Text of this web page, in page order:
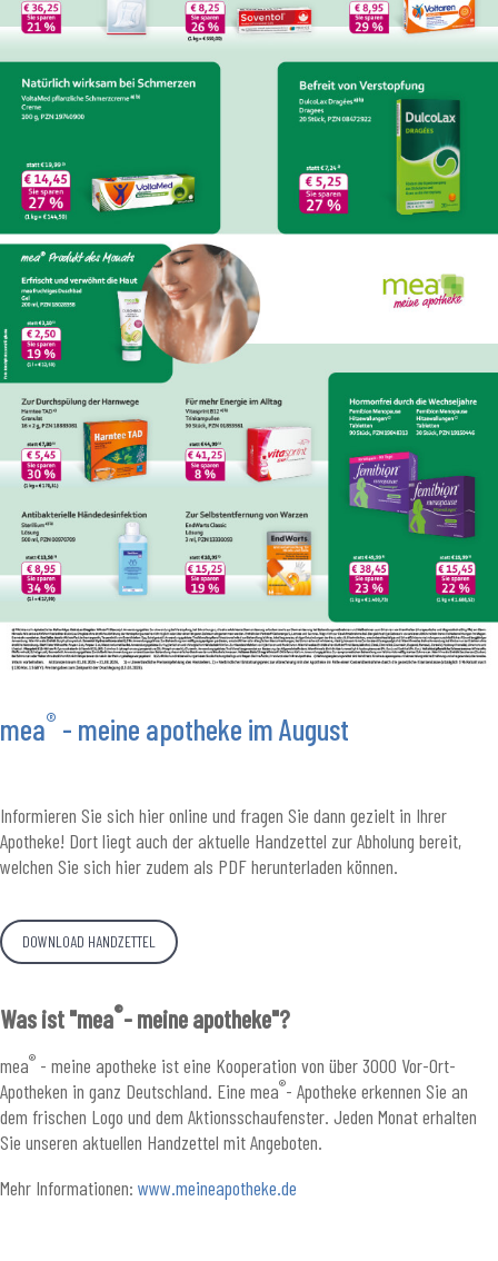
mea® - meine apotheke im August
Informieren Sie sich hier online und fragen Sie dann gezielt in Ihrer
Apotheke! Dort liegt auch der aktuelle Handzettel zur Abholung bereit,
welchen Sie sich hier zudem als PDF herunterladen können.
DOWNLOAD HANDZETTEL
Was ist "mea®- meine apotheke"?
mea® - meine apotheke ist eine Kooperation von über 3000 Vor-Ort-
Apotheken in ganz Deutschland. Eine mea®- Apotheke erkennen Sie an
dem frischen Logo und dem Aktionsschaufenster. Jeden Monat erhalten
Sie unseren aktuellen Handzettel mit Angeboten.
Mehr Informationen: www.meineapotheke.de